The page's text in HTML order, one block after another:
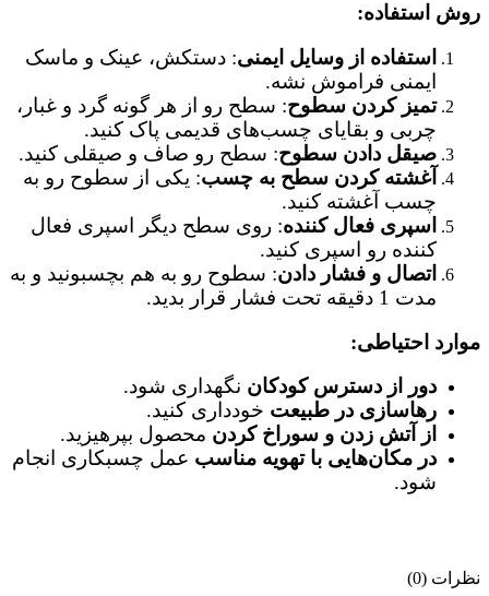
روش استفاده:
استفاده از وسایل ایمنی: دستکش، عینک و ماسک
ایمنی فراموش نشه.
تمیز کردن سطوح: سطح رو از هر گونه گرد و غبار،
چربی و بقایای چسب‌های قدیمی پاک کنید.
صیقل دادن سطوح: سطح رو صاف و صیقلی کنید.
آغشته کردن سطح به چسب: یکی از سطوح رو به
چسب آغشته کنید.
اسپری فعال کننده: روی سطح دیگر اسپری فعال
کننده رو اسپری کنید.
اتصال و فشار دادن: سطوح رو به هم بچسبونید و به
مدت 1 دقیقه تحت فشار قرار بدید.
موارد احتیاطی:
دور از دسترس کودکان نگهداری شود.
رهاسازی در طبیعت خودداری کنید.
از آتش زدن و سوراخ کردن محصول بپرهیزید.
در مکان‌هایی با تهویه مناسب عمل چسبکاری انجام
شود.
نظرات (0)